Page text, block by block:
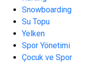
Snowboarding
Su Topu
Yelken
Spor Yönetimi
Çocuk ve Spor